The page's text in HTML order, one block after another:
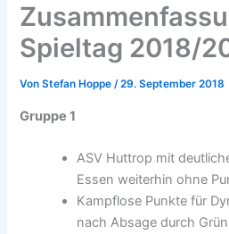
Spieltag 2018/
VonStefan Hoppe/29. September 2018
Gruppe 1
ASV Huttrop mit
Essen weiterhin ohne
Kampflose Punkte für
nach Absage durch